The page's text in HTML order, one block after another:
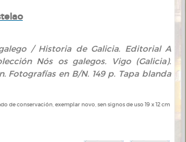
/ Historia de Galicia. Editorial A
Nós os galegos. Vigo (Galicia).
Fotografías en B/N. 149 p. Tapa blanda
de conservación, exemplar novo, sen signos de uso 19 x 12 cm